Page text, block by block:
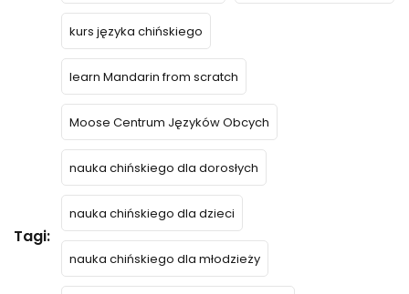
Tagi:
kurs języka chińskiego
learn Mandarin from scratch
Moose Centrum Języków Obcych
nauka chińskiego dla dorosłych
nauka chińskiego dla dzieci
nauka chińskiego dla młodzieży